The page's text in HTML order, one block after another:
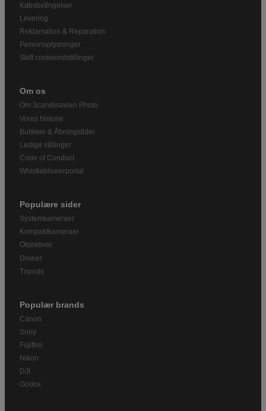
Købsbetingelser
Levering
Reklamation & Reparation
Personoplysninger
Skift cookieindstillinger
Om os
Om Scandinavian Photo
Vores historie
Butikker & Åbningstider
Ledige stillinger
Code of Conduct
Whistleblowerportal
Populære sider
Systemkameraer
Kompaktkameraer
Objektiver
Droner
Tripods
Populær brands
Canon
Sony
Fujifilm
Nikon
DJI
Godox